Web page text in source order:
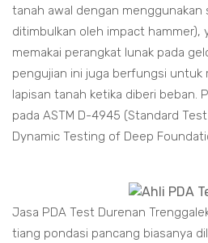
tanah awal dengan
ditimbulkan oleh impact hammer),
memakai perangkat lunak pada
pengujian ini juga berfungsi untuk
lapisan tanah ketika diberi beban.
pada ASTM D-4945 (Standard
Dynamic Testing of Deep
Jasa PDA Test Durenan
tiang pondasi pancang biasanya